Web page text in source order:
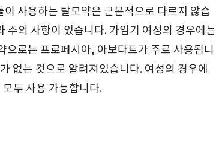
사용하는 탈모약은 근본적으로 다르지 않습
주의 사항이 있습니다. 가임기 여성의 경우에는
으로는 프로페시아, 아보다트가 주로 사용됩니
없는 것으로 알려져있습니다. 여성의 경우에
두 사용 가능합니다.